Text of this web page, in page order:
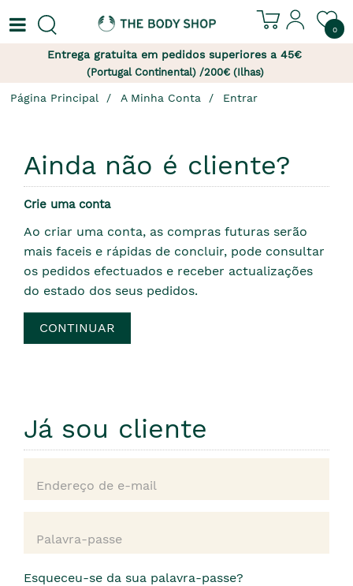
0
Entrega gratuita em pedidos superiores a 45€
(Portugal Continental) /200€ (Ilhas)
Página Principal A Minha Conta Entrar
Ainda não é cliente?
Crie uma conta
Ao criar uma conta, as compras futuras serão
mais faceis e rápidas de concluir, pode consultar
os pedidos efectuados e receber actualizações
do estado dos seus pedidos.
CONTINUAR
Já sou cliente
Esqueceu-se da sua palavra-passe?